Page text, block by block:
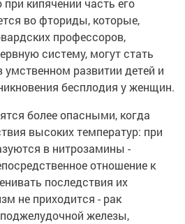
кипячении часть его
во фториды, которые,
профессоров,
систему, могут стать
умственном развитии детей и
бесплодия у женщин.
более опасными, когда
высоких температур: при
в нитрозамины -
отношение к
последствия их
не приходится - рак
железы,